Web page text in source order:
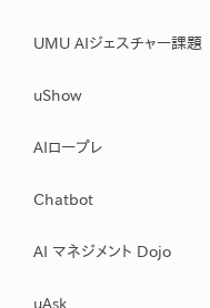
UMU AIジェスチャー課題
uShow
AIロープレ
Chatbot
AI マネジメント Dojo
uAsk